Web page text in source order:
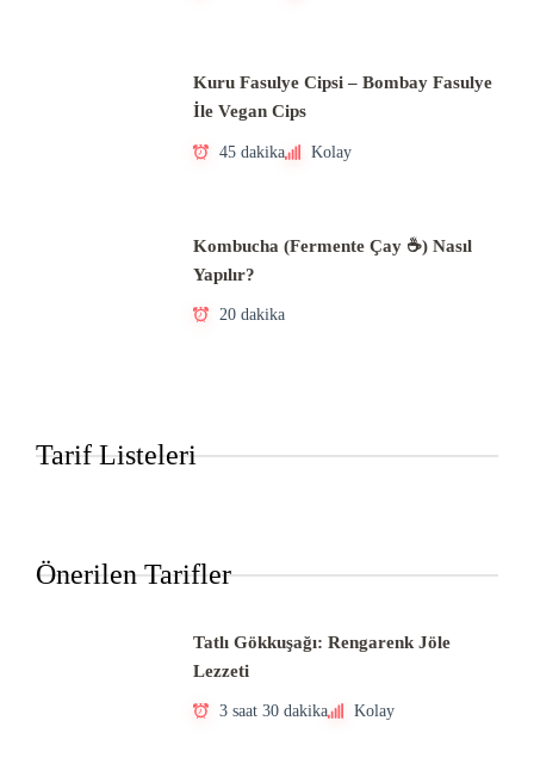
Kuru Fasulye Cipsi – Bombay Fasulye
İle Vegan Cips
45 dakika Kolay
Kombucha (Fermente Çay ☕) Nasıl
Yapılır?
20 dakika
Tarif Listeleri
Önerilen Tarifler
Tatlı Gökkuşağı: Rengarenk Jöle
Lezzeti
3 saat 30 dakika Kolay